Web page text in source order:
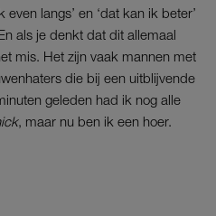
langs’ en ‘dat kan ik beter’
als je denkt dat dit allemaal
mis. Het zijn vaak mannen met
die bij een uitblijvende
geleden had ik nog alle
, maar nu ben ik een hoer.